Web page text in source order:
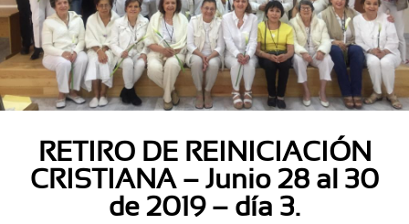
RETIRO DE REINICIACIÓN
CRISTIANA – Junio 28 al 30
de 2019 – día 3.